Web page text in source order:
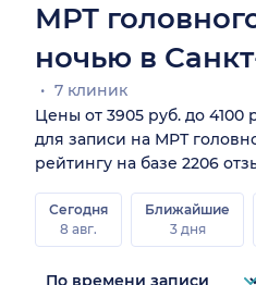
МРТ
ночью в
7 клиник
Цены от 3905 руб. до 4100
для записи на МРТ
рейтингу на базе 2206
Сегодня
8 авг.
Ближайшие
3 дня